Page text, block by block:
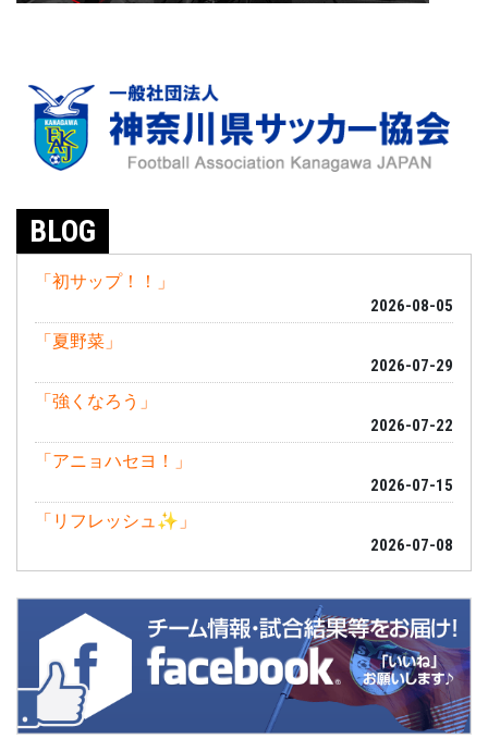
BLOG
「初サップ！！」
2026-08-05
「夏野菜」
2026-07-29
「強くなろう」
2026-07-22
「アニョハセヨ！」
2026-07-15
「リフレッシュ✨」
2026-07-08